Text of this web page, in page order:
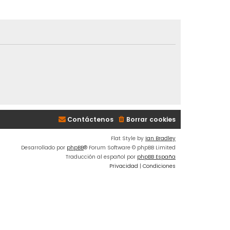
Borrar cookies
Contáctenos
Flat Style by Ian Bradley
Desarrollado por phpBB® Forum Software © phpBB Limited
Traducción al español por phpBB España
Privacidad | Condiciones